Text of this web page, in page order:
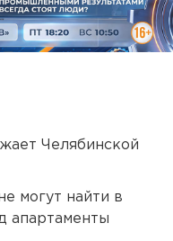
Челябинской
могут найти в
апартаменты